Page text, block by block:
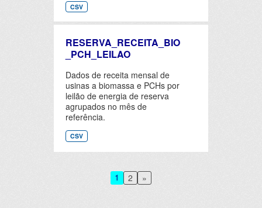
CSV
RESERVA_RECEITA_BIO
_PCH_LEILAO
Dados de receita mensal de
usinas a biomassa e PCHs por
leilão de energia de reserva
agrupados no mês de
referência.
CSV
1 2 »